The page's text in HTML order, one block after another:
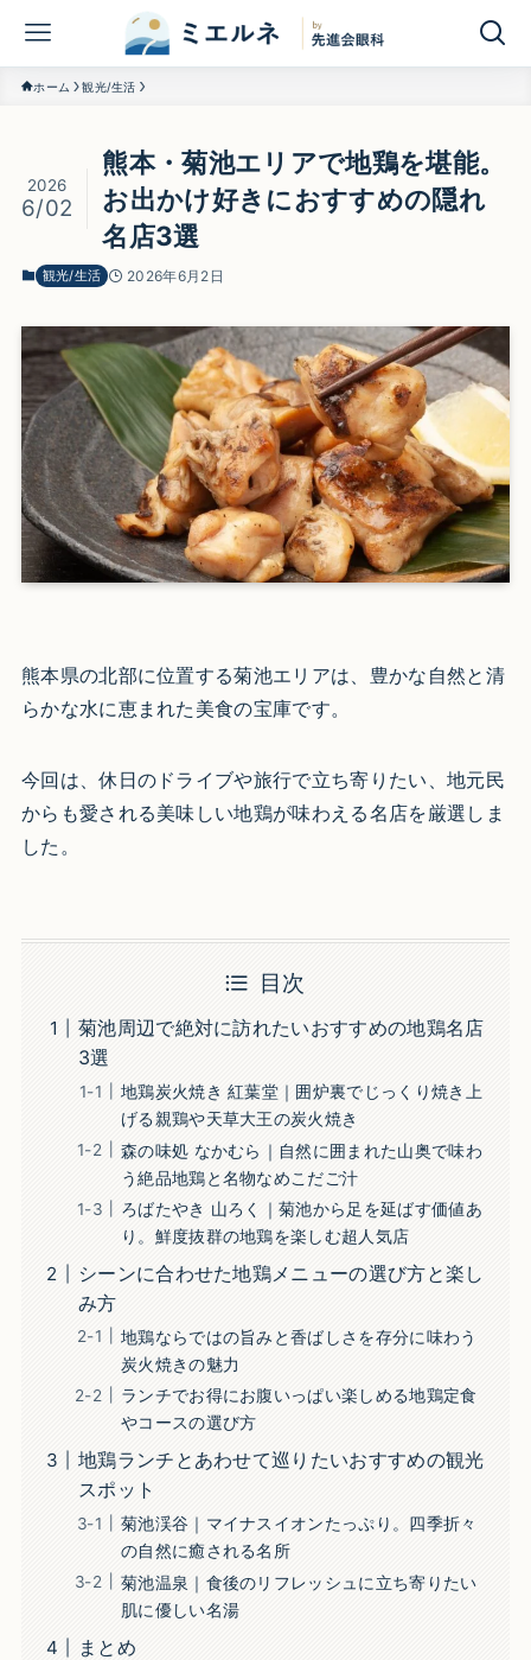
ホーム 観光/生活
熊本・菊池エリアで地鶏を堪能。
お出かけ好きにおすすめの隠れ
名店3選
2026
6/02
観光/生活 2026年6月2日
熊本県の北部に位置する菊池エリアは、豊かな自然と清
らかな水に恵まれた美食の宝庫です。
今回は、休日のドライブや旅行で立ち寄りたい、地元民
からも愛される美味しい地鶏が味わえる名店を厳選しま
した。
目次
菊池周辺で絶対に訪れたいおすすめの地鶏名店
3選
地鶏炭火焼き 紅葉堂｜囲炉裏でじっくり焼き上
げる親鶏や天草大王の炭火焼き
森の味処 なかむら｜自然に囲まれた山奥で味わ
う絶品地鶏と名物なめこだご汁
ろばたやき 山ろく｜菊池から足を延ばす価値あ
り。鮮度抜群の地鶏を楽しむ超人気店
シーンに合わせた地鶏メニューの選び方と楽し
み方
地鶏ならではの旨みと香ばしさを存分に味わう
炭火焼きの魅力
ランチでお得にお腹いっぱい楽しめる地鶏定食
やコースの選び方
地鶏ランチとあわせて巡りたいおすすめの観光
スポット
菊池渓谷｜マイナスイオンたっぷり。四季折々
の自然に癒される名所
菊池温泉｜食後のリフレッシュに立ち寄りたい
肌に優しい名湯
まとめ